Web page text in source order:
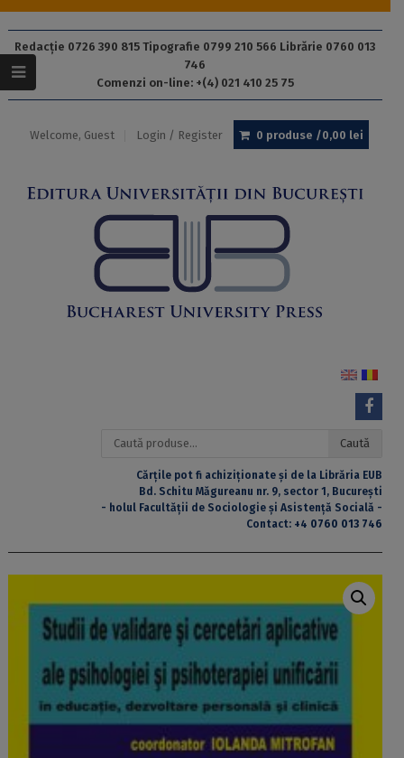
Redacție 0726 390 815 Tipografie 0799 210 566 Librărie 0760 013
746
Comenzi on-line: +(4) 021 410 25 75
Welcome, Guest Login / Register 0 produse /0,00 lei
Caută
Caută
Cărțile pot fi achiziționate și de la Librăria EUB
Bd. Schitu Măgureanu nr. 9, sector 1, București
- holul Facultății de Sociologie și Asistență Socială -
Contact: +4 0760 013 746